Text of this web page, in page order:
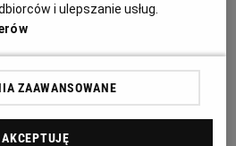
GÓRA
i ulepszanie usług.
ZAAWANSOWANE
AKCEPTUJĘ